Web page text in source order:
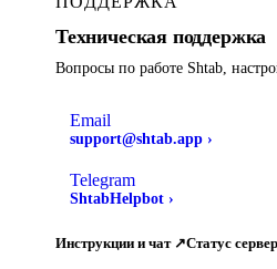
Техническая поддержка
Вопросы по работе Shtab,
Email
support@shtab.app ›
Telegram
ShtabHelpbot ›
Инструкции и чат ↗Статус